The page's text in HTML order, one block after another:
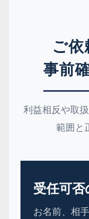
ご依
事前
利益相反や取
範囲と
受任可否
お名前、相